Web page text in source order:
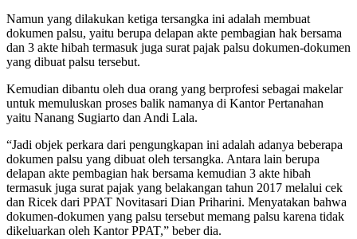
Namun yang dilakukan ketiga tersangka ini adalah membuat
dokumen palsu, yaitu berupa delapan akte pembagian hak bersama
dan 3 akte hibah termasuk juga surat pajak palsu dokumen-dokumen
yang dibuat palsu tersebut.
Kemudian dibantu oleh dua orang yang berprofesi sebagai makelar
untuk memuluskan proses balik namanya di Kantor Pertanahan
yaitu Nanang Sugiarto dan Andi Lala.
“Jadi objek perkara dari pengungkapan ini adalah adanya beberapa
dokumen palsu yang dibuat oleh tersangka. Antara lain berupa
delapan akte pembagian hak bersama kemudian 3 akte hibah
termasuk juga surat pajak yang belakangan tahun 2017 melalui cek
dan Ricek dari PPAT Novitasari Dian Priharini. Menyatakan bahwa
dokumen-dokumen yang palsu tersebut memang palsu karena tidak
dikeluarkan oleh Kantor PPAT,” beber dia.